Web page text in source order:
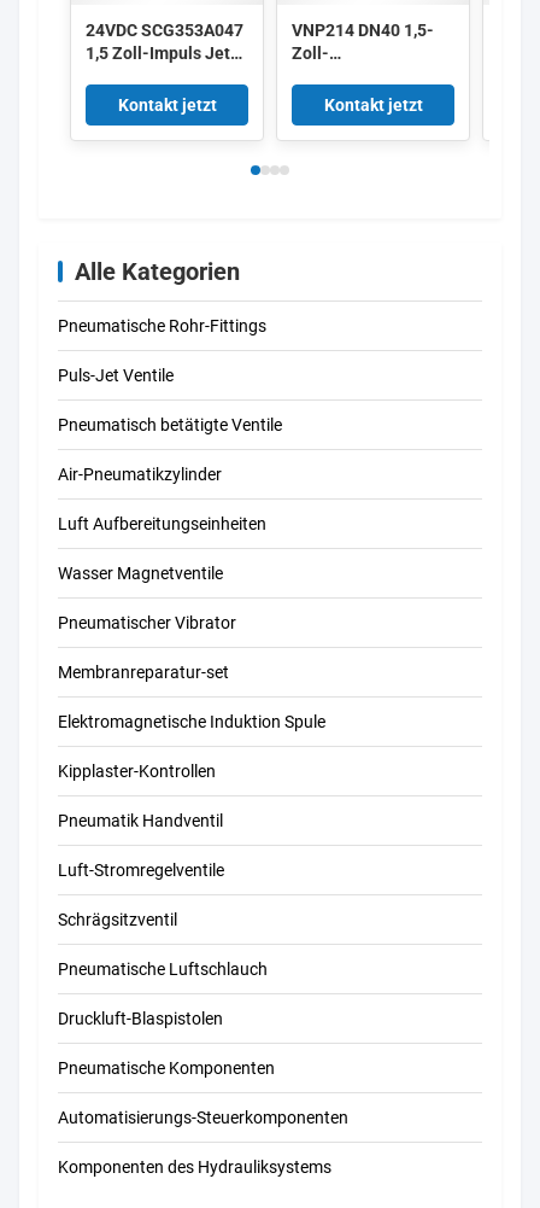
24VDC SCG353A047
1,5 Zoll-Impuls Jet
Kontakt jetzt
VNP214 DN40 1,5-
Zoll-
220/50 Aluminium-
Puls
Kontakt jetzt
Alle Kategorien
Pneumatische Rohr-Fittings
Puls-Jet Ventile
Pneumatisch betätigte Ventile
Air-Pneumatikzylinder
Luft Aufbereitungseinheiten
Wasser Magnetventile
Pneumatischer Vibrator
Membranreparatur-set
Elektromagnetische Induktion Spule
Kipplaster-Kontrollen
Pneumatik Handventil
Luft-Stromregelventile
Schrägsitzventil
Pneumatische Luftschlauch
Druckluft-Blaspistolen
Pneumatische Komponenten
Automatisierungs-Steuerkomponenten
Komponenten des Hydrauliksystems